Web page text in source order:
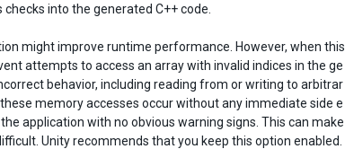
into the generated C++ code.
might improve runtime performance. However, when this
attempts to access an array with invalid indices in the ge
behavior, including reading from or writing to arbitrar
memory accesses occur without any immediate side e
application with no obvious warning signs. This can make
Unity recommends that you keep this option enabled.